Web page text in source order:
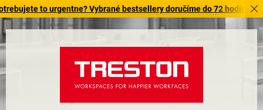
to urgentne? Vybrané bestsellery doručíme do 72 hodín. Objavte